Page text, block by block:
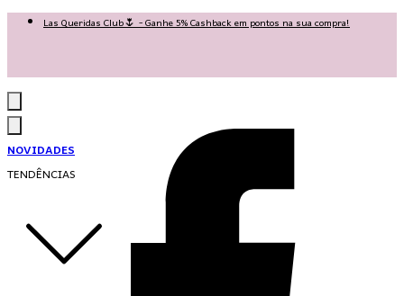
Las Queridas Club🌷 - Ganhe 5% Cashback em pontos na sua compra!
NOVIDADES
TENDÊNCIAS